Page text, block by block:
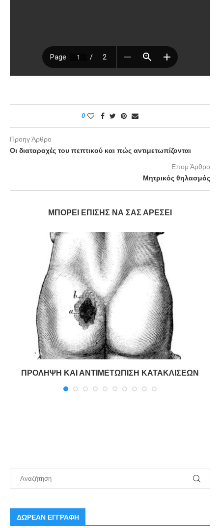
0
Προηγ Άρθρο
Οι διαταραχές του πεπτικού και πώς αντιμετωπίζονται
Επομ Άρθρο
Μητρικός θηλασμός
ΜΠΟΡΕΊ ΕΠΊΣΗΣ ΝΑ ΣΑΣ ΑΡΈΣΕΙ
ΠΡΟΛΗΨΗ ΚΑΙ ΑΝΤΙΜΕΤΩΠΙΣΗ ΚΑΤΑΚΛΙΣΕΩΝ
ΔΩΡΕΑΝ ΕΓΓΡΑΦΗ